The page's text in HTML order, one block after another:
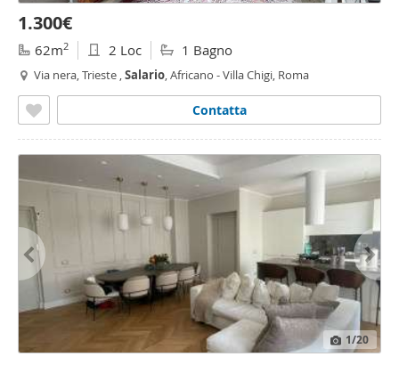
1.300€
62m2 2 Loc 1 Bagno
Via nera, Trieste ,Salario, Africano - Villa Chigi, Roma
Contatta
1/20